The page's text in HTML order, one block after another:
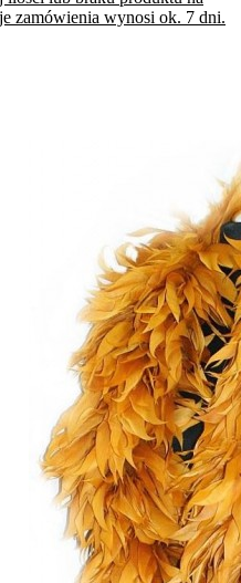
zamówienia wynosi ok. 7 dni.